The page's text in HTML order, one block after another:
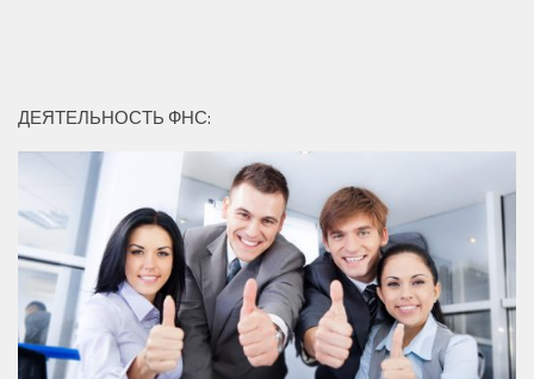
ДЕЯТЕЛЬНОСТЬ ФНС: